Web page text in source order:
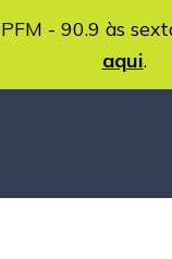
- 90.9 às
aqui.